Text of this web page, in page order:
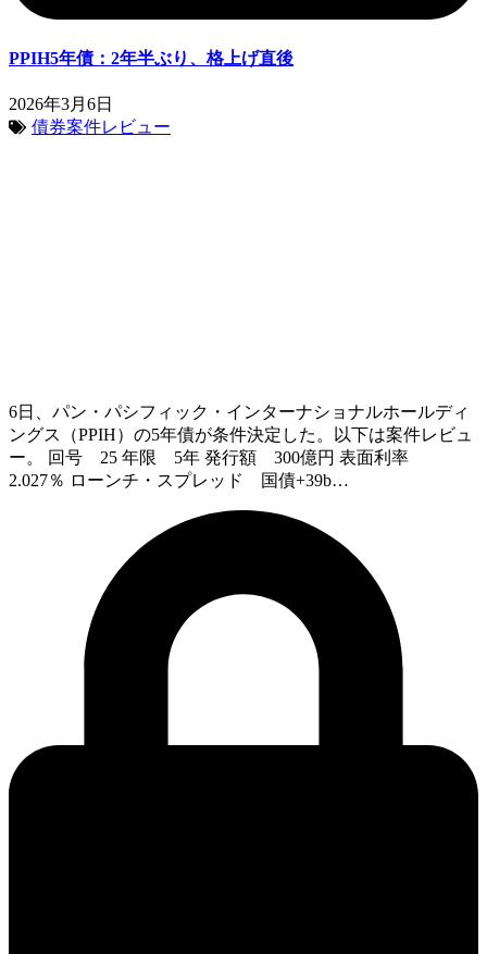
PPIH5年債：2年半ぶり、格上げ直後
2026年3月6日
債券案件レビュー
6日、パン・パシフィック・インターナショナルホールディ
ングス（PPIH）の5年債が条件決定した。以下は案件レビュ
ー。 回号 25 年限 5年 発行額 300億円 表面利率
2.027％ ローンチ・スプレッド 国債+39b…